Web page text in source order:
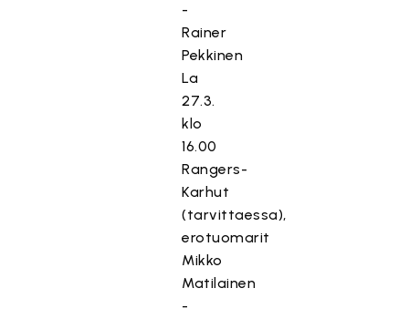
-
Rainer
Pekkinen
La
27.3.
klo
16.00
Rangers-
Karhut
(tarvittaessa),
erotuomarit
Mikko
Matilainen
-